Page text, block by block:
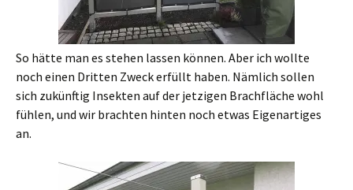
So hätte man es stehen lassen können. Aber ich wollte
noch einen Dritten Zweck erfüllt haben. Nämlich sollen
sich zukünftig Insekten auf der jetzigen Brachfläche wohl
fühlen, und wir brachten hinten noch etwas Eigenartiges
an.